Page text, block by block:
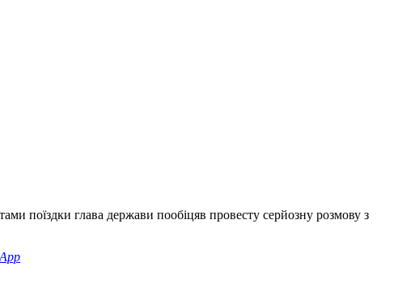
поїздки глава держави пообіцяв провесту серйозну розмову з